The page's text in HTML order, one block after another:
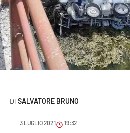
Italia Mondo
Sanità
Sport
SALVATORE BRUNO
3 LUGLIO 2021 19:32